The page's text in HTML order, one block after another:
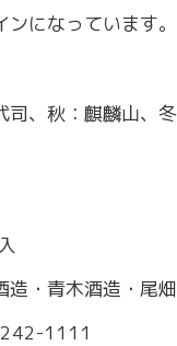
になっています。
、秋：麒麟山、冬
青木酒造・尾
1111